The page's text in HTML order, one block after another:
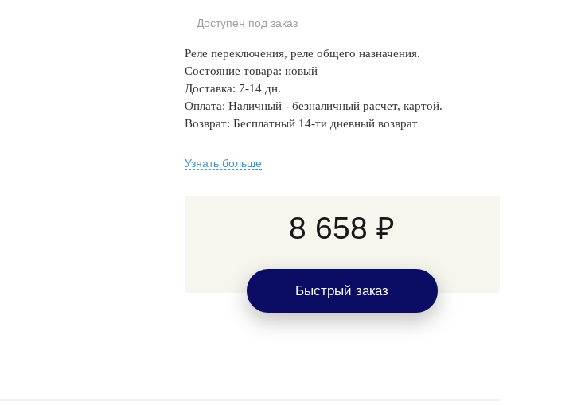
Доступен под заказ
Реле переключения, реле общего назначения.
Состояние товара: новый
Доставка: 7-14 дн.
Оплата: Наличный - безналичный расчет, картой.
Возврат: Бесплатный 14-ти дневный возврат
Узнать больше
8 658 ₽
Быстрый заказ